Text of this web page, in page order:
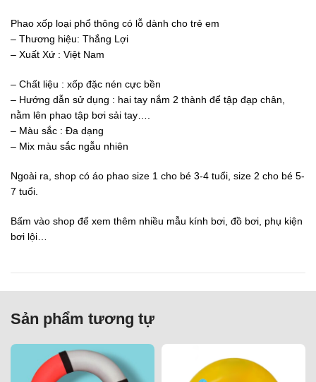
Phao xốp loại phổ thông có lỗ dành cho trẻ em
– Thương hiệu: Thắng Lợi
– Xuất Xứ : Việt Nam
– Chất liệu : xốp đặc nén cực bền
– Hướng dẫn sử dụng : hai tay nắm 2 thành để tập đạp chân,
nằm lên phao tập bơi sải tay….
– Màu sắc : Đa dạng
– Mix màu sắc ngẫu nhiên
Ngoài ra, shop có áo phao size 1 cho bé 3-4 tuổi, size 2 cho bé 5-
7 tuổi.
Bấm vào shop để xem thêm nhiều mẫu kính bơi, đồ bơi, phụ kiện
bơi lội…
Sản phẩm tương tự